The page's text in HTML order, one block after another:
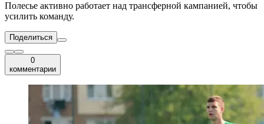
Полесье активно работает над трансферной кампанией, чтобы
усилить команду.
Поделиться
0
комментарии